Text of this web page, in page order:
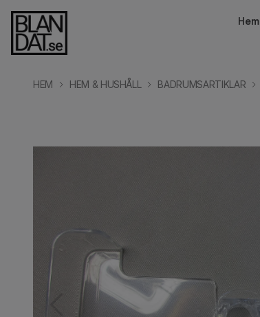
Hem
HEM HEM & HUSHÅLL BADRUMSARTIKLAR